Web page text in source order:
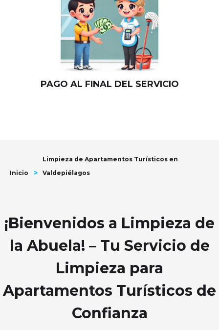
PAGO AL FINAL DEL SERVICIO
Inicio >
Limpieza de Apartamentos Turísticos en
Valdepiélagos
¡Bienvenidos a Limpieza de
la Abuela! – Tu Servicio de
Limpieza para
Apartamentos Turísticos de
Confianza